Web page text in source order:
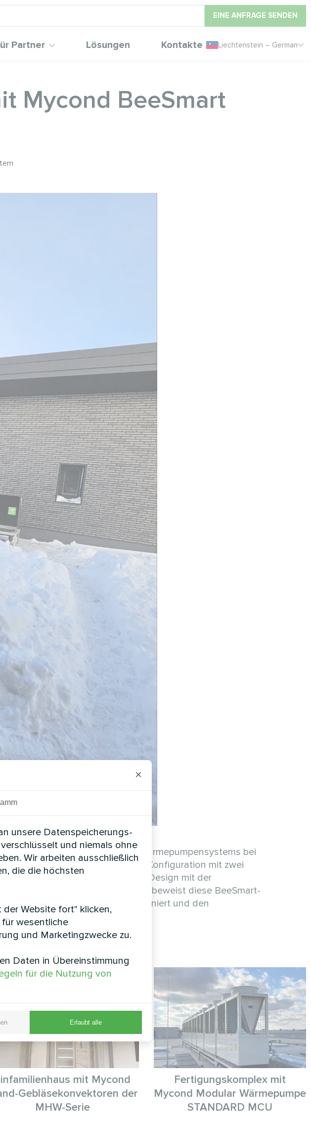
EINE ANFRAGE SENDEN
Partner Lösungen Kontakte Liechtenstein – German
Mycond BeeSmart
des Mycond BeeSmart Split-Wärmepumpensystems bei
aufrecht. Die Konfiguration mit zwei
während das schlanke Design mit der
für ganzjährige Zuverlässigkeit, beweist diese BeeSmart-
einwandfrei funktioniert und den
mit Mycond
Gebläsekonvektoren der
MHW-Serie
Fertigungskomplex mit
Mycond Modular Wärmepumpe
STANDARD MCU
×
unsere Datenspeicherungs-
und niemals ohne
Wir arbeiten ausschließlich
die die höchsten
der Website fort" klicken,
wesentliche
und Marketingzwecke zu.
Daten in Übereinstimmung
für die Nutzung von
Erlaubt alle